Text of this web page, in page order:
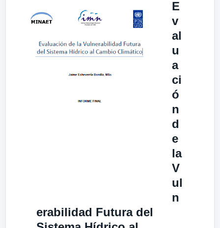
E
v
al
u
a
ci
ó
n
d
e
la
V
ul
n
erabilidad Futura del